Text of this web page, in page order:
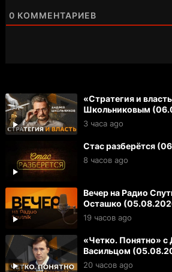
0 КОММЕНТАРИЕВ
«Стратегия и
Школьниковым
3 часа ago
Стас разберётся
8 часов ago
Вечер на Радио
Осташко
19 часов ago
«Четко. Понятно»
Васильцом
20 часов ago